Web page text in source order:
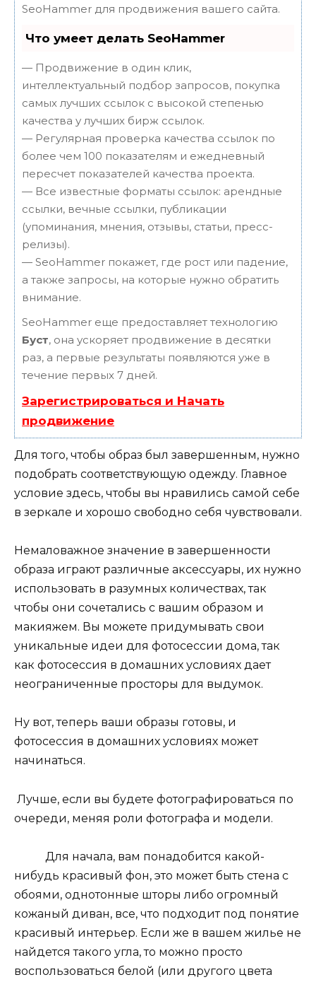
SeoHammer для продвижения вашего сайта.
Что умеет делать SeoHammer
— Продвижение в один клик,
интеллектуальный подбор запросов, покупка
самых лучших ссылок с высокой степенью
качества у лучших бирж ссылок.
— Регулярная проверка качества ссылок по
более чем 100 показателям и ежедневный
пересчет показателей качества проекта.
— Все известные форматы ссылок: арендные
ссылки, вечные ссылки, публикации
(упоминания, мнения, отзывы, статьи, пресс-
релизы).
— SeoHammer покажет, где рост или падение,
а также запросы, на которые нужно обратить
внимание.
SeoHammer еще предоставляет технологию
Буст, она ускоряет продвижение в десятки
раз, а первые результаты появляются уже в
течение первых 7 дней.
Зарегистрироваться и Начать
продвижение
Для того, чтобы образ был завершенным, нужно
подобрать соответствующую одежду. Главное
условие здесь, чтобы вы нравились самой себе
в зеркале и хорошо свободно себя чувствовали.
Немаловажное значение в завершенности
образа играют различные аксессуары, их нужно
использовать в разумных количествах, так
чтобы они сочетались с вашим образом и
макияжем. Вы можете придумывать свои
уникальные идеи для фотосессии дома, так
как фотосессия в домашних условиях дает
неограниченные просторы для выдумок.
Ну вот, теперь ваши образы готовы, и
фотосессия в домашних условиях может
начинаться.
Лучше, если вы будете фотографироваться по
очереди, меняя роли фотографа и модели.
Для начала, вам понадобится какой-
нибудь красивый фон, это может быть стена с
обоями, однотонные шторы либо огромный
кожаный диван, все, что подходит под понятие
красивый интерьер. Если же в вашем жилье не
найдется такого угла, то можно просто
воспользоваться белой (или другого цвета